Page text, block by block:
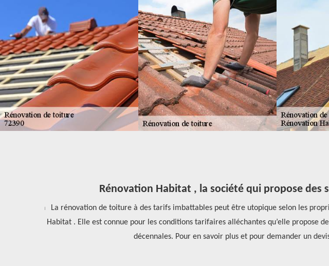
Rénovation Habitat , la société qui propose
La rénovation de toiture à des tarifs imbattables peut être utopique selon les
Habitat . Elle est connue pour les conditions tarifaires alléchantes qu’elle propose
décennales. Pour en savoir plus et pour demander un